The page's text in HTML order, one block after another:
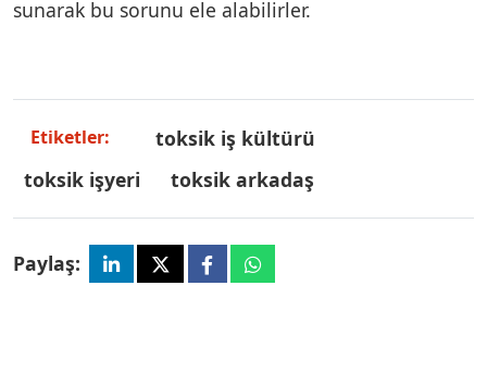
sunarak bu sorunu ele alabilirler.
Etiketler:
toksik iş kültürü
toksik işyeri
toksik arkadaş
Paylaş: